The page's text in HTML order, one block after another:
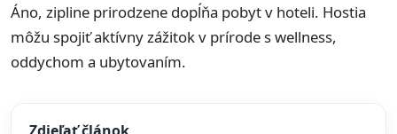
Áno, zipline prirodzene dopĺňa pobyt v hoteli. Hostia
môžu spojiť aktívny zážitok v prírode s wellness,
oddychom a ubytovaním.